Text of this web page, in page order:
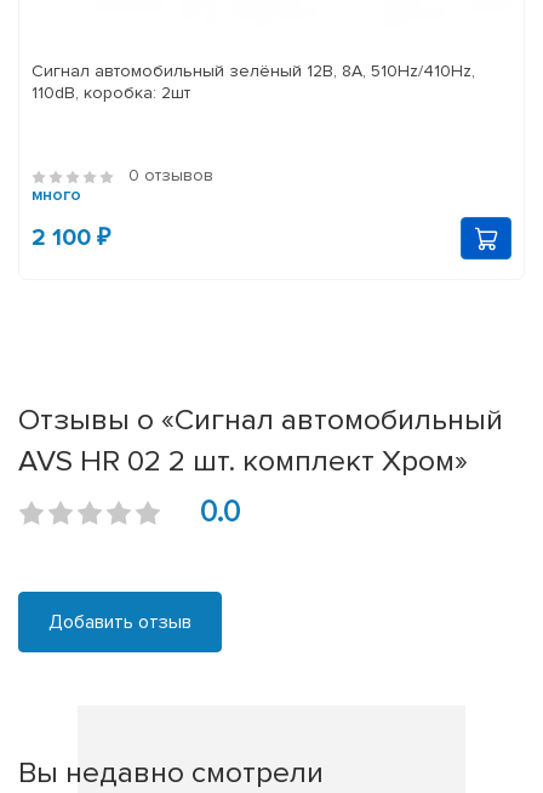
Сигнал автомобильный зелёный 12В, 8A, 510Hz/410Hz,
110dB, коробка: 2шт
0 отзывов
много
2 100 ₽
Отзывы о «Сигнал автомобильный
AVS HR 02 2 шт. комплект Хром»
0.0
Добавить отзыв
Вы недавно смотрели